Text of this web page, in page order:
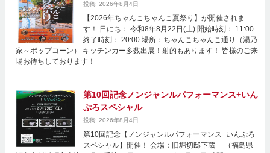
投稿: 2026年8月4日
【2026年ちゃんこちゃんこ夏祭り】が開催されま
す！ 日にち： 令和8年8月22日(土) 開始時刻： 11:00
終了時刻： 20:00 場所：ちゃんこちゃんこ通り（湯乃
家～ポップコーン） キッチンカー多数出展！射的もあります！ 皆様のご来
場お待ちしております！
第10回記念ノンジャンルパフォーマンス+いん
ぷろスペシャル
投稿: 2026年8月4日
第10回記念【ノンジャンルパフォーマンス+いんぷろ
スペシャル】開催！ 会場：旧堀切邸下蔵 （福島県